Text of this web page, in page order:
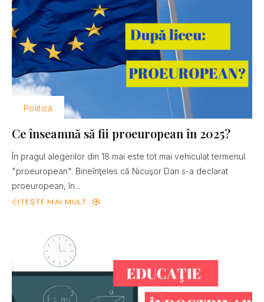
Politică
Ce înseamnă să fii proeuropean în 2025?
În pragul alegerilor din 18 mai este tot mai vehiculat termenul
"proeuropean". Bineînţeles că Nicuşor Dan s-a declarat
proeuropean, în...
CITEȘTE MAI MULT